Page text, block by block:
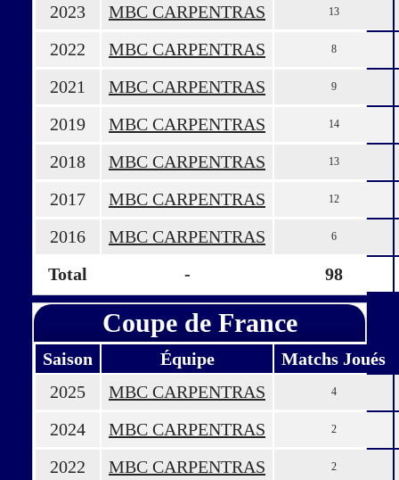
2023 MBC CARPENTRAS 13
2022 MBC CARPENTRAS 8
2021 MBC CARPENTRAS 9
2019 MBC CARPENTRAS 14
2018 MBC CARPENTRAS 13
2017 MBC CARPENTRAS 12
2016 MBC CARPENTRAS 6
Total - 98
Coupe de France
Saison Équipe
Matchs Joués
2025
MBC CARPENTRAS 4
2024 MBC CARPENTRAS 2
2022 MBC CARPENTRAS 2